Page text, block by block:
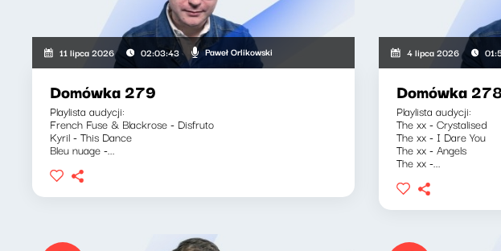
11 lipca 2026 02:03:43 Paweł Orlikowski
Domówka 279
Playlista audycji:
French Fuse & Blackrose - Disfruto
Kyril - This Dance
Bleu nuage -...
4 lipca 2026
Domówka
Playlista audycji:
The xx - Crystalised
The xx - I Dare You
The xx - Angels
The xx -...